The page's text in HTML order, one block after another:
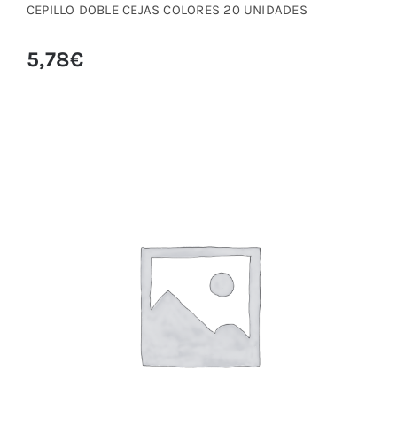
CEPILLO DOBLE CEJAS COLORES 20 UNIDADES
5,78€
COLOR FIXER FIJADOR HENNA BLINK